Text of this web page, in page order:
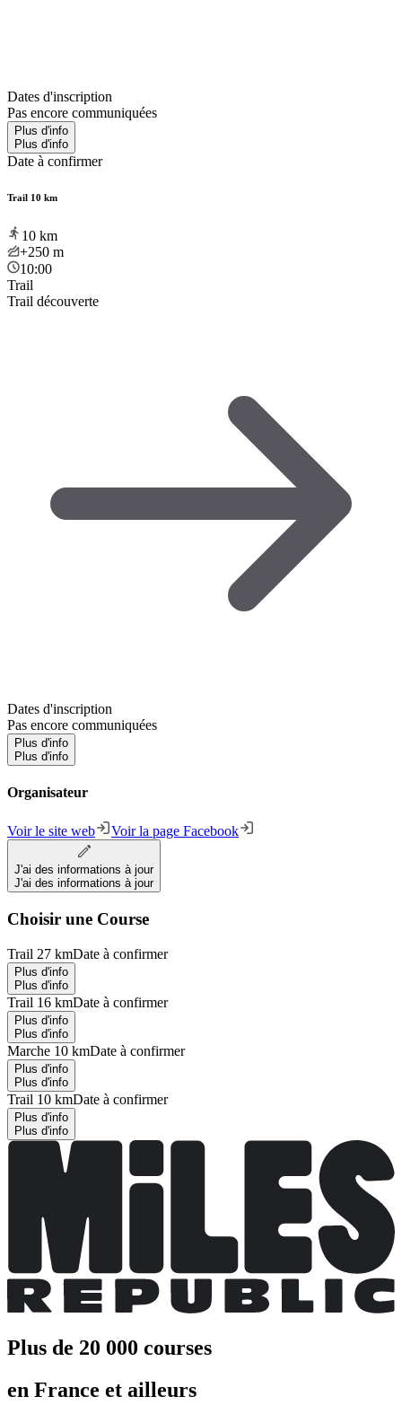
Dates d'inscription
Pas encore communiquées
Plus d'info
Plus d'info
Date à confirmer
Trail 10 km
10 km
+250 m
10:00
Trail
Trail découverte
Dates d'inscription
Pas encore communiquées
Plus d'info
Plus d'info
Organisateur
Voir le site web Voir la page Facebook
J'ai des informations à jour
J'ai des informations à jour
Choisir une Course
Trail 27 kmDate à confirmer
Plus d'info
Plus d'info
Trail 16 kmDate à confirmer
Plus d'info
Plus d'info
Marche 10 kmDate à confirmer
Plus d'info
Plus d'info
Trail 10 kmDate à confirmer
Plus d'info
Plus d'info
Plus de 20 000 courses
en France et ailleurs